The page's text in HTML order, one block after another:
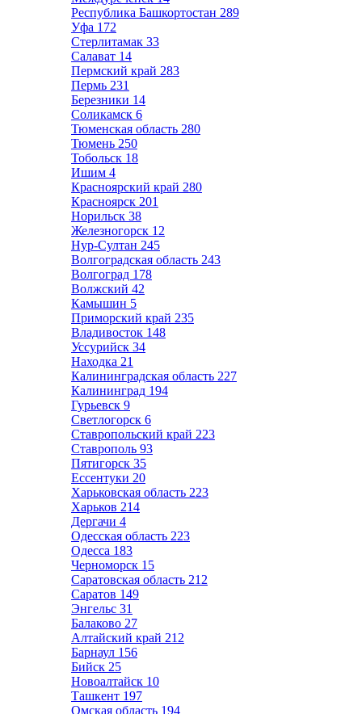
Республика Башкортостан 289
Уфа 172
Стерлитамак 33
Салават 14
Пермский край 283
Пермь 231
Березники 14
Соликамск 6
Тюменская область 280
Тюмень 250
Тобольск 18
Ишим 4
Красноярский край 280
Красноярск 201
Норильск 38
Железногорск 12
Нур-Султан 245
Волгоградская область 243
Волгоград 178
Волжский 42
Камышин 5
Приморский край 235
Владивосток 148
Уссурийск 34
Находка 21
Калининградская область 227
Калининград 194
Гурьевск 9
Светлогорск 6
Ставропольский край 223
Ставрополь 93
Пятигорск 35
Ессентуки 20
Харьковская область 223
Харьков 214
Дергачи 4
Одесская область 223
Одесса 183
Черноморск 15
Саратовская область 212
Саратов 149
Энгельс 31
Балаково 27
Алтайский край 212
Барнаул 156
Бийск 25
Новоалтайск 10
Ташкент 197
Омская область 194